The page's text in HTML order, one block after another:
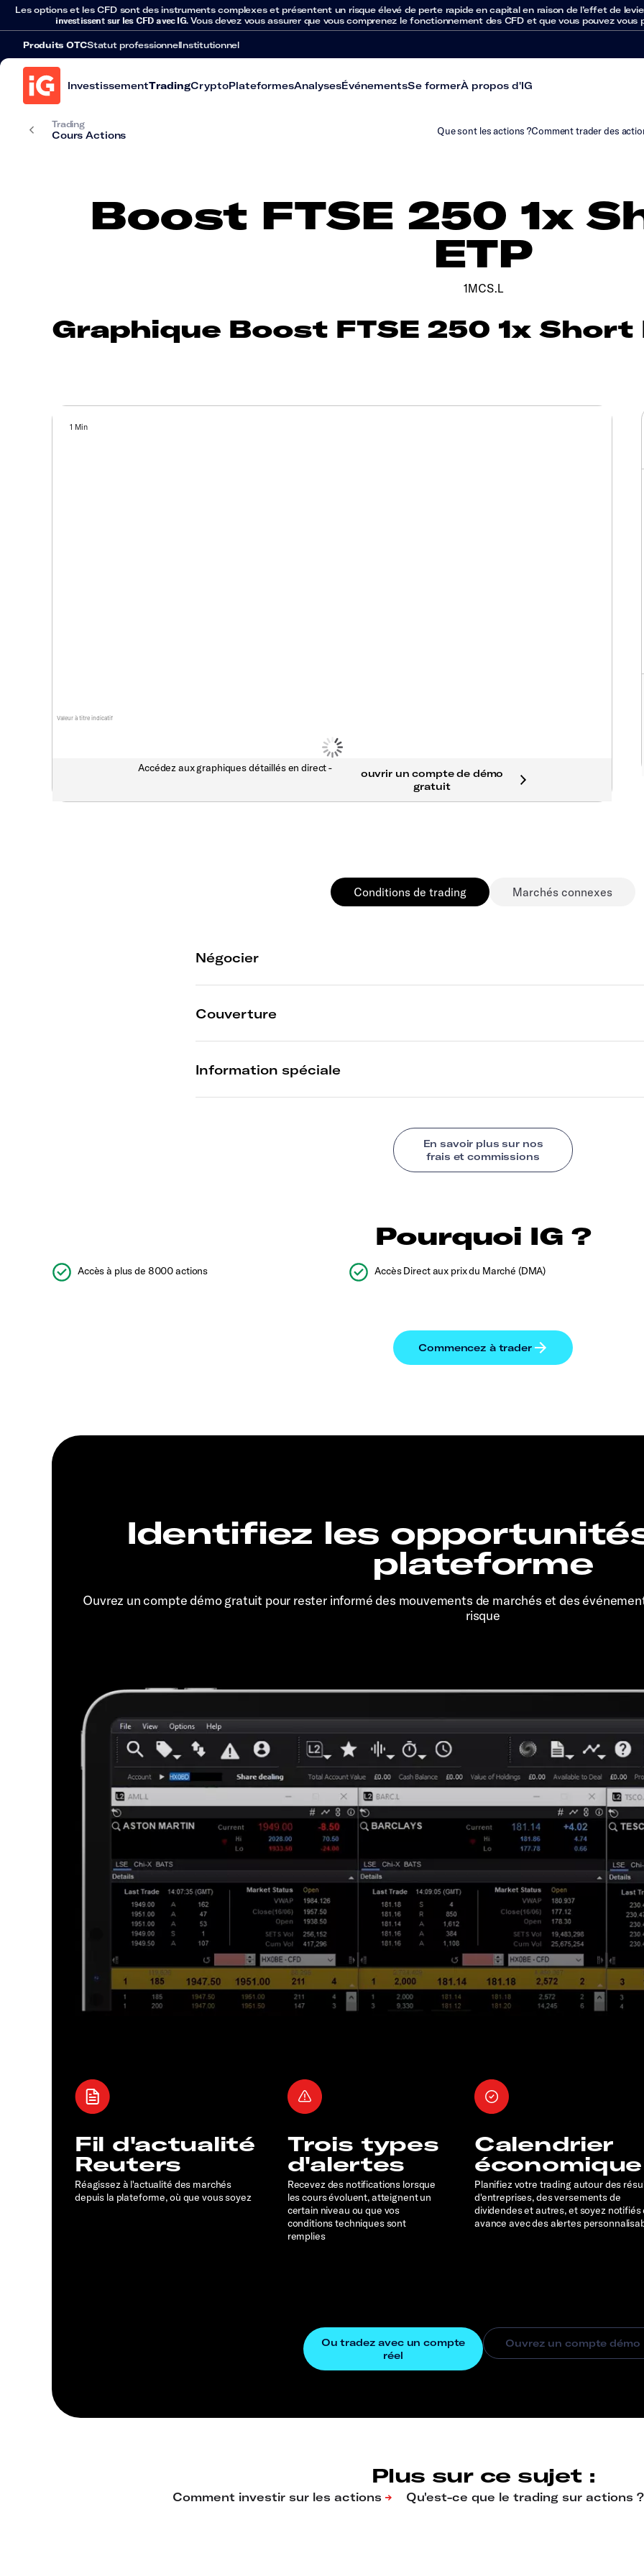
Les options et les CFD sont des instruments complexes et présentent un risque élevé de perte rapide en capital en raison de l’effet de
investissent sur les CFD avec IG. Vous devez vous assurer que vous comprenez le fonctionnement des CFD et que vous pouvez
Produits OTCStatut professionnelInstitutionnel
InvestissementTradingCryptoPlateformesAnalysesÉvénementsSe formerÀ propos d'IG
Trading
Cours Actions Que sont les actions ?Comment trader des
Boost FTSE 250 1x
ETP
1MCS.L
Graphique Boost FTSE 250 1x Short
Valeur à titre indicatif
1 Min
Accédez aux graphiques détaillés en direct -
Conditions de trading Marchés connexes
Pourquoi IG ?
Accès à plus de 8000 actions Accès Direct aux prix du Marché (DMA)
Identifiez les
plateforme
Ouvrez un compte démo gratuit pour rester informé des mouvements de marchés et des
risque
Fil d'actualité
Reuters
Réagissez à l'actualité des marchés
depuis la plateforme, où que vous soyez
Trois types
d'alertes
Recevez des notifications lorsque
les cours évoluent, atteignent un
certain niveau ou que vos
conditions techniques sont
remplies
Calendrier
économique
Planifiez votre trading autour des
d'entreprises, des versements de
dividendes et autres, et soyez notifiés
avance avec des alertes
Plus sur ce sujet :